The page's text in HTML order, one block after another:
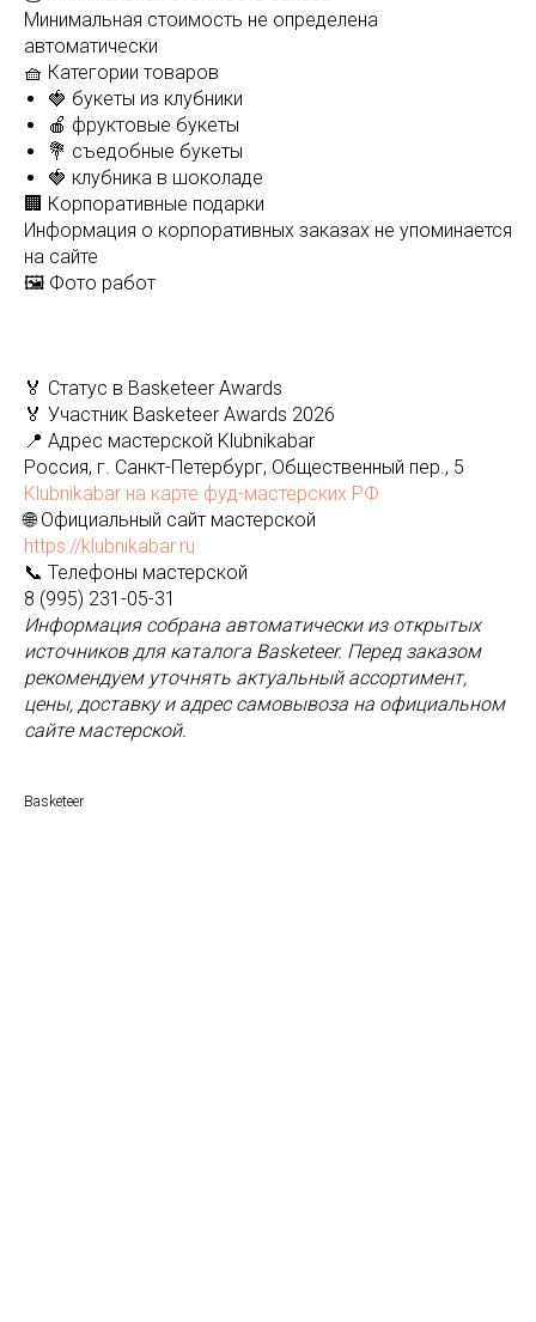
Минимальная стоимость не определена
автоматически
🧺 Категории товаров
🍓 букеты из клубники
🍎 фруктовые букеты
💐 съедобные букеты
🍓 клубника в шоколаде
🏢 Корпоративные подарки
Информация о корпоративных заказах не упоминается
на сайте
🖼️ Фото работ
🏅 Статус в Basketeer Awards
🏅 Участник Basketeer Awards 2026
📍 Адрес мастерской Klubnikabar
Россия, г. Санкт-Петербург, Общественный пер., 5
Klubnikabar на карте фуд-мастерских РФ
🌐 Официальный сайт мастерской
https://klubnikabar.ru
📞 Телефоны мастерской
8 (995) 231-05-31
Информация собрана автоматически из открытых
источников для каталога Basketeer. Перед заказом
рекомендуем уточнять актуальный ассортимент,
цены, доставку и адрес самовывоза на официальном
сайте мастерской.
Basketeer